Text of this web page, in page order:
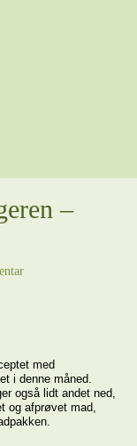
–
med
i denne måned.
også lidt andet ned,
og afprøvet mad,